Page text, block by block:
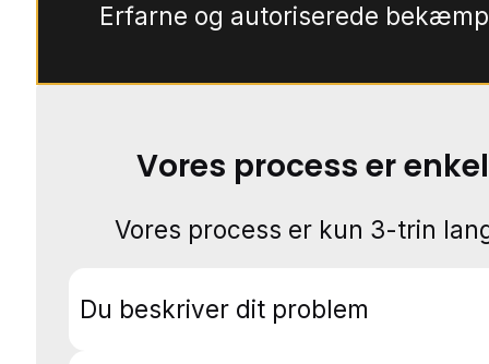
Erfarne og autoriserede
Vores process er enkel
Vores process er kun 3-trin
Du beskriver dit problem